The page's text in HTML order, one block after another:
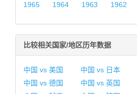
1965
1964 1963 1962
比较相关国家/地区历年数据
中国 vs 美国 中国 vs 日本
中国 vs 德国
中国 vs 英国